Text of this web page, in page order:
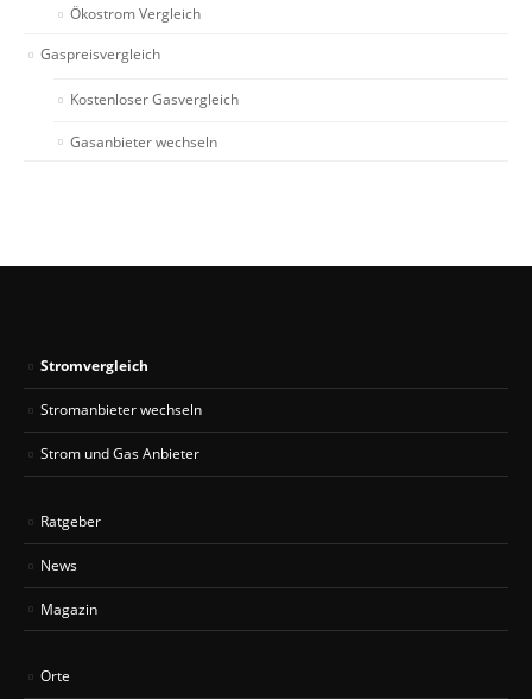
Ökostrom Vergleich
Gaspreisvergleich
Kostenloser Gasvergleich
Gasanbieter wechseln
Stromvergleich
Stromanbieter wechseln
Strom und Gas Anbieter
Ratgeber
News
Magazin
Orte